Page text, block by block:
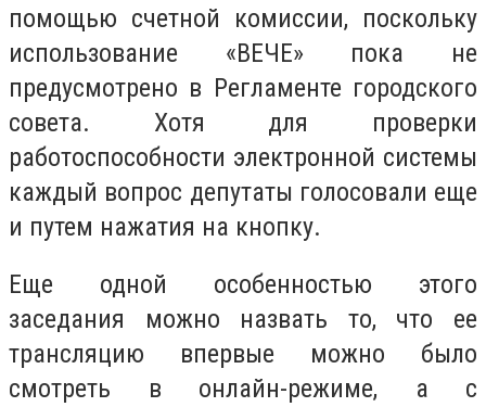
помощью счетной комиссии, поскольку
использование «ВЕЧЕ» пока не
предусмотрено в Регламенте городского
совета. Хотя для проверки
работоспособности электронной системы
каждый вопрос депутаты голосовали еще
и путем нажатия на кнопку.
Еще одной особенностью этого
заседания можно назвать то, что ее
трансляцию впервые можно было
смотреть в онлайн-режиме, а с